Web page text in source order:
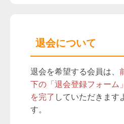
退会について
退会を希望する会員は、
下の「退会登録フォーム
を完了 していただきます
す。